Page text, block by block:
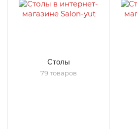
Столы
79 товаров